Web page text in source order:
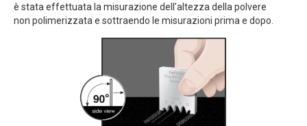
è stata effettuata la misurazione dell'altezza della polvere
non polimerizzata e sottraendo le misurazioni prima e dopo.